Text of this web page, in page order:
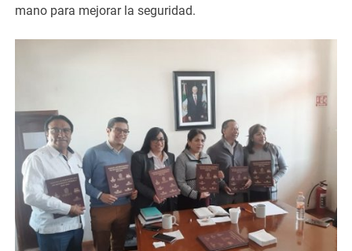
mano para mejorar la seguridad.